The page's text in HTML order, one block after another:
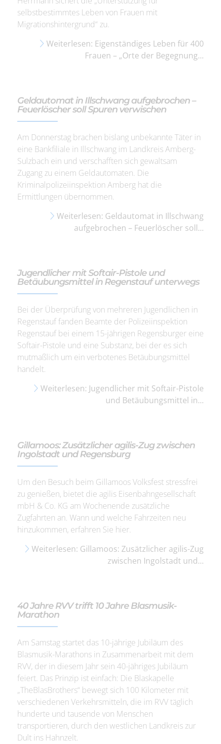
selbstbestimmtes Leben von Frauen mit
Migrationshintergrund“ zu.
Weiterlesen: Eigenständiges Leben für 400
Frauen – „Orte der Begegnung...
Geldautomat in Illschwang aufgebrochen –
Feuerlöscher soll Spuren verwischen
Am Donnerstag brachen bislang unbekannte Täter in
eine Bankfiliale in Illschwang im Landkreis Amberg-
Sulzbach ein und verschafften sich gewaltsam
Zugang zu einem Geldautomaten. Die
Kriminalpolizeiinspektion Amberg hat die
Ermittlungen übernommen.
Weiterlesen: Geldautomat in Illschwang
aufgebrochen – Feuerlöscher soll...
Jugendlicher mit Softair-Pistole und
Betäubungsmittel in Regenstauf unterwegs
Bei der Überprüfung von mehreren Jugendlichen in
Regenstauf fanden Beamte der Polizeiinspektion
Regenstauf bei einem 15-jährigen Regensburger eine
Softair-Pistole und eine Substanz, bei der es sich
mutmaßlich um ein verbotenes Betäubungsmittel
handelt.
Weiterlesen: Jugendlicher mit Softair-Pistole
und Betäubungsmittel in...
Gillamoos: Zusätzlicher agilis-Zug zwischen
Ingolstadt und Regensburg
Um den Besuch beim Gillamoos Volksfest stressfrei
zu genießen, bietet die agilis Eisenbahngesellschaft
mbH & Co. KG am Wochenende zusätzliche
Zugfahrten an. Wann und welche Fahrzeiten neu
hinzukommen, erfahren Sie hier.
Weiterlesen: Gillamoos: Zusätzlicher agilis-Zug
zwischen Ingolstadt und...
40 Jahre RVV trifft 10 Jahre Blasmusik-
Marathon
Am Samstag startet das 10-jährige Jubiläum des
Blasmusik-Marathons in Zusammenarbeit mit dem
RVV, der in diesem Jahr sein 40-jähriges Jubiläum
feiert. Das Prinzip ist einfach: Die Blaskapelle
„TheBlasBrothers“ bewegt sich 100 Kilometer mit
verschiedenen Verkehrsmitteln, die im RVV täglich
hunderte und tausende von Menschen
transportieren, durch den westlichen Landkreis zur
Dult ins Hahnzelt.